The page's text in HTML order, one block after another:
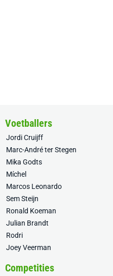
Voetballers
Jordi Cruijff
Marc-André ter Stegen
Mika Godts
Míchel
Marcos Leonardo
Sem Steijn
Ronald Koeman
Julian Brandt
Rodri
Joey Veerman
Competities